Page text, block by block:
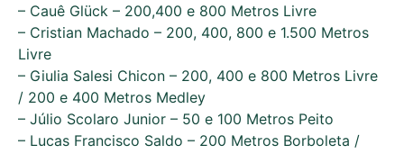
– Cauê Glück – 200,400 e 800 Metros Livre
– Cristian Machado – 200, 400, 800 e 1.500 Metros
Livre
– Giulia Salesi Chicon – 200, 400 e 800 Metros Livre
/ 200 e 400 Metros Medley
– Júlio Scolaro Junior – 50 e 100 Metros Peito
– Lucas Francisco Saldo – 200 Metros Borboleta /